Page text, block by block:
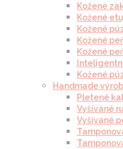
Kožené
Kožené
Kožené
Kožené
Kožené
Kožené
Handmade
Pletené
Vyšívané
Vyšívané